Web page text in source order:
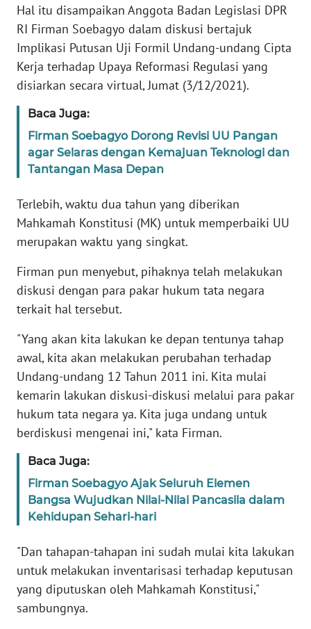
Hal itu disampaikan Anggota Badan Legislasi DPR
RI Firman Soebagyo dalam diskusi bertajuk
Implikasi Putusan Uji Formil Undang-undang Cipta
Kerja terhadap Upaya Reformasi Regulasi yang
disiarkan secara virtual, Jumat (3/12/2021).
Baca Juga:
Firman Soebagyo Dorong Revisi UU Pangan
agar Selaras dengan Kemajuan Teknologi dan
Tantangan Masa Depan
Terlebih, waktu dua tahun yang diberikan
Mahkamah Konstitusi (MK) untuk memperbaiki UU
merupakan waktu yang singkat.
Firman pun menyebut, pihaknya telah melakukan
diskusi dengan para pakar hukum tata negara
terkait hal tersebut.
"Yang akan kita lakukan ke depan tentunya tahap
awal, kita akan melakukan perubahan terhadap
Undang-undang 12 Tahun 2011 ini. Kita mulai
kemarin lakukan diskusi-diskusi melalui para pakar
hukum tata negara ya. Kita juga undang untuk
berdiskusi mengenai ini," kata Firman.
Baca Juga:
Firman Soebagyo Ajak Seluruh Elemen
Bangsa Wujudkan Nilai-Nilai Pancasila dalam
Kehidupan Sehari-hari
"Dan tahapan-tahapan ini sudah mulai kita lakukan
untuk melakukan inventarisasi terhadap keputusan
yang diputuskan oleh Mahkamah Konstitusi,"
sambungnya.
BERITA
KONTAK
KAMI
IKLAN
TENTANG
KAMI
PEDOMAN
MEDIA
REDAKSI
KARIR
DISCLAIMER
Wahana
News
Regional
SUMUT
WN
JAKARTA
WN
WN
BANTEN